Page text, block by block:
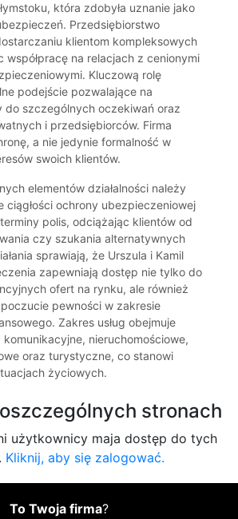
która zdobyła uznanie jako
Przedsiębiorstwo
klientom kompleksowych
współpracę na relacjach z cenionymi
Kluczową rolę
podejście pozwalające na
do szczególnych oczekiwań oraz
i przedsiębiorców. Firma
a nie jedynie formalność w
swoich klientów.
elementów działalności należy
ciągłości ochrony ubezpieczeniowej
polis, odciążając klientów od
czy szukania alternatywnych
sprawiają, że Urszula i Kamil
zapewniają dostęp nie tylko do
ofert na rynku, ale również
pewności w zakresie
Zakres usług obejmuje
nieruchomościowe,
oraz turystyczne, co stanowi
życiowych.
stronach
użytkownicy maja dostęp do tych
Kliknij, aby się zalogować.
To Twoja firma?